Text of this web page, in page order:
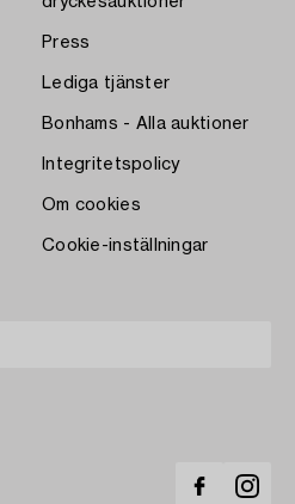
Press
Lediga tjänster
Bonhams - Alla auktioner
Integritetspolicy
Om cookies
Cookie-inställningar